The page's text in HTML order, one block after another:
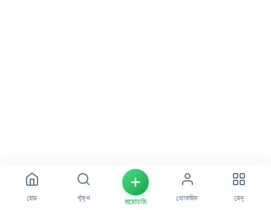
হোম খুঁজুন
বায়োডাটা
প্রোফাইল মেনু